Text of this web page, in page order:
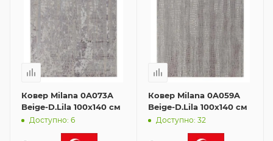
Ковер Milana 0A073A
Beige-D.Lila 100x140 см
Доступно: 6
Ковер Milana 0A059A
Beige-D.Lila 100x140 см
Доступно: 32